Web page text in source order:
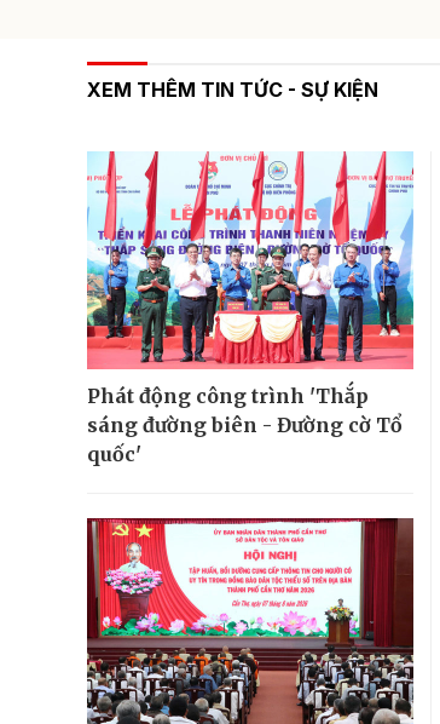
XEM THÊM TIN TỨC - SỰ KIỆN
Phát động công trình 'Thắp
sáng đường biên - Đường cờ Tổ
quốc'